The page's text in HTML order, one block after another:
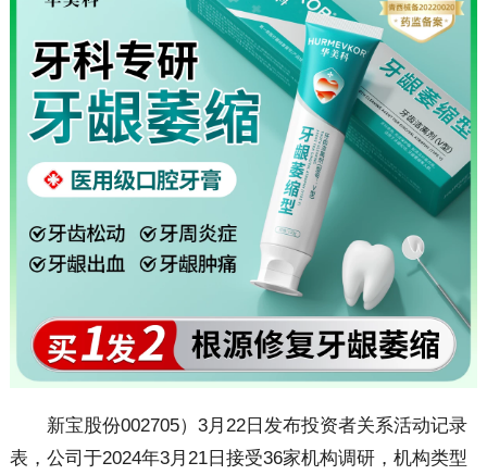
新宝股份002705）3月22日发布投资者关系活动记录
表，公司于2024年3月21日接受36家机构调研，机构类型